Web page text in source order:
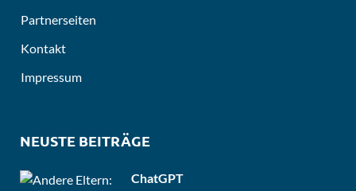
Partnerseiten
Kontakt
Impressum
NEUSTE BEITRÄGE
ChatGPT